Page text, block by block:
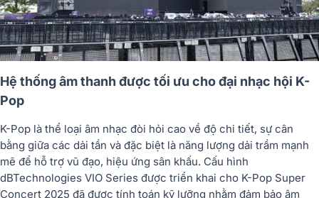
Hệ thống âm thanh được tối ưu cho đại nhạc hội K-
Pop
K-Pop là thể loại âm nhạc đòi hỏi cao về độ chi tiết, sự cân
bằng giữa các dải tần và đặc biệt là năng lượng dải trầm mạnh
mẽ để hỗ trợ vũ đạo, hiệu ứng sân khấu. Cấu hình
dBTechnologies VIO Series được triển khai cho K-Pop Super
Concert 2025 đã được tính toán kỹ lưỡng nhằm đảm bảo âm